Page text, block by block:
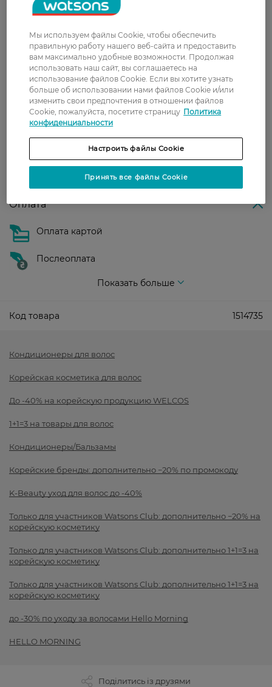
Доставка
Новая почта
В отделение Новой почты - 99 грн, бесплатно
от 699 грн
Укрпочта
Стоимость доставки – 79 грн, бесплатная
доставка от – 599 грн
Забрать сегодня в магазине Watsons
Стоимость доставки – 0 грн
Показать больше
Оплата
Оплата картой
Послеоплата
Показать больше
Код товара 1514735
Кондиционеры для волос
Корейская косметика для волос
До -40% на корейскую продукцию WELCOS
1+1=3 на товары для волос
Кондиционеры/Бальзамы
Корейские бренды: дополнительно −20% по промокоду
K-Beauty уход для волос до -40%
Только для участников Watsons Club: дополнительно −20% на
корейскую косметику
Только для участников Watsons Club: дополнительно 1+1=3 на
корейскую косметику
Только для участников Watsons Club: дополнительно 1+1=3 на
корейскую косметику
до -30% по уходу за волосами Hello Morning
HELLO MORNING
Поділитись із друзями
Мы используем файлы Cookie, чтобы обеспечить
правильную работу нашего веб-сайта и предоставить
вам максимально удобные возможности. Продолжая
использовать наш сайт, вы соглашаетесь на
использование файлов Cookie. Если вы хотите узнать
больше об использовании нами файлов Cookie и/или
изменить свои предпочтения в отношении файлов
Cookie, пожалуйста, посетите страницу Политика
конфиденциальности
Настроить файлы Cookie
Принять все файлы Cookie